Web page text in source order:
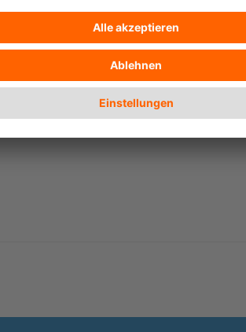
des Tourismus in ihrer
es in der Erklärung.
?p=2178